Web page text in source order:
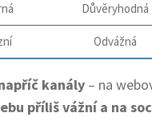
Důvěryhodná
Odvážná
kanály – na
příliš vážní a na